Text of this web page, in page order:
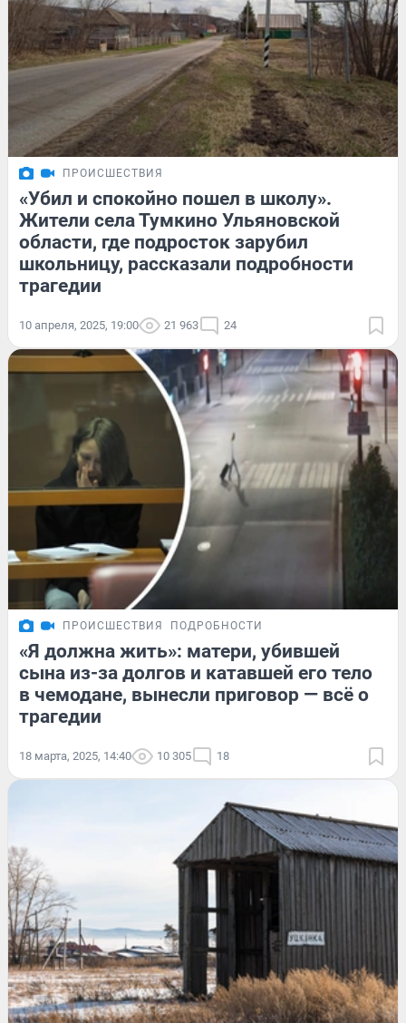
ПРОИСШЕСТВИЯ
«Убил и спокойно пошел в школу».
Жители села Тумкино Ульяновской
области, где подросток зарубил
школьницу, рассказали подробности
трагедии
10 апреля, 2025, 19:00 21 963 24
ПРОИСШЕСТВИЯ ПОДРОБНОСТИ
«Я должна жить»: матери, убившей
сына из-за долгов и катавшей его тело
в чемодане, вынесли приговор — всё о
трагедии
18 марта, 2025, 14:40 10 305 18